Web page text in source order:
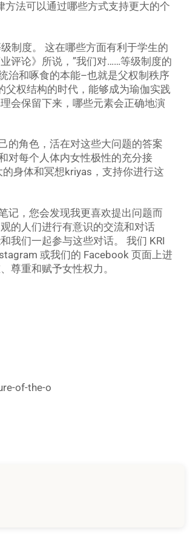
方法可以通过哪些方式支持更大的个
制度。 这在哪些方面有利于学生的
评论》所说，”我们对……等级制度的
治和啄食的本能–也就是父权制秩序
父权结构的时代，能够成为瑜伽实践
会保留下来，哪些元素会正确地演
的角色，活在对这些大问题的答案
对每个人体内女性极性的充分接
的身体和冥想kriyas，支持你进行这
记，您会发现我更喜欢提出问题而
的人们进行有意识的交流和对话
我们一起参与这些对话。 我们 KRI
或我们的 Facebook 页面上进
尊重和赋予女性权力。
of-the-o